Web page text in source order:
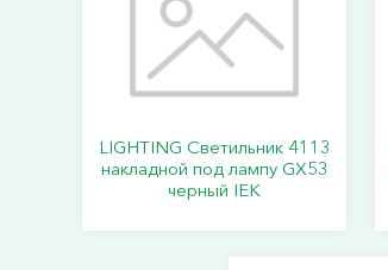
LIGHTING Светильник 4113
накладной под лампу GX53
черный IEK